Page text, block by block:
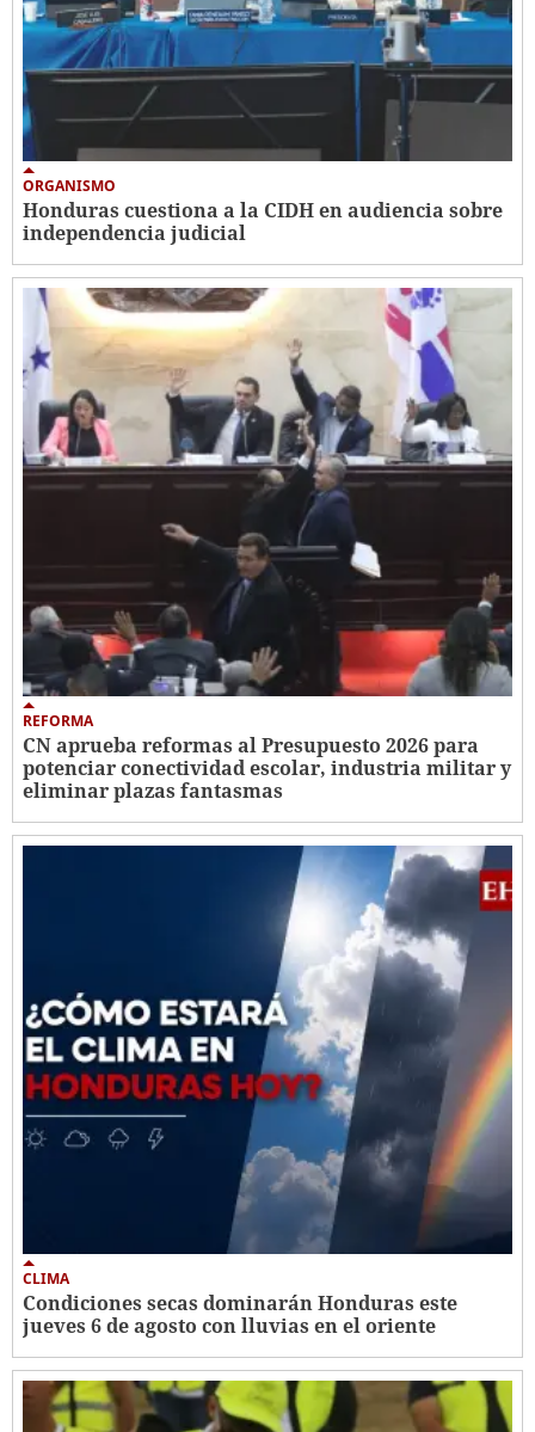
ORGANISMO
Honduras cuestiona a la CIDH en audiencia sobre
independencia judicial
REFORMA
CN aprueba reformas al Presupuesto 2026 para
potenciar conectividad escolar, industria militar y
eliminar plazas fantasmas
CLIMA
Condiciones secas dominarán Honduras este
jueves 6 de agosto con lluvias en el oriente